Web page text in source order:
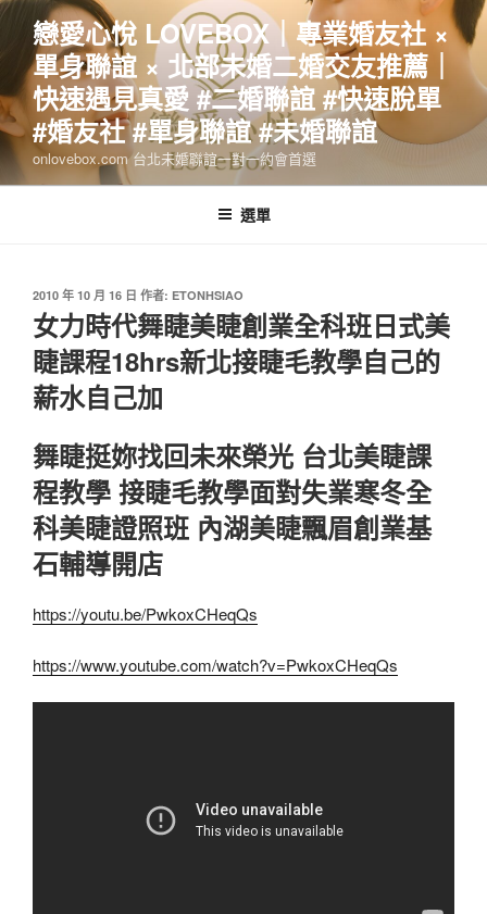
跳
主
要
內
容
戀愛心悅 LOVEBOX｜專業婚友社 ×
單身聯誼 × 北部未婚二婚交友推薦｜
快速遇見真愛 #二婚聯誼 #快速脫單
#婚友社 #單身聯誼 #未婚聯誼
onlovebox.com 台北未婚聯誼一對一約會首選
選單
發
佈
於
2010 年 10 月 16 日 作者: ETONHSIAO
女力時代舞睫美睫創業全科班日式美
睫課程18hrs新北接睫毛教學自己的
薪水自己加
舞睫挺妳找回未來榮光 台北美睫課
程教學 接睫毛教學面對失業寒冬全
科美睫證照班 內湖美睫飄眉創業基
石輔導開店
https://youtu.be/PwkoxCHeqQs
https://www.youtube.com/watch?v=PwkoxCHeqQs